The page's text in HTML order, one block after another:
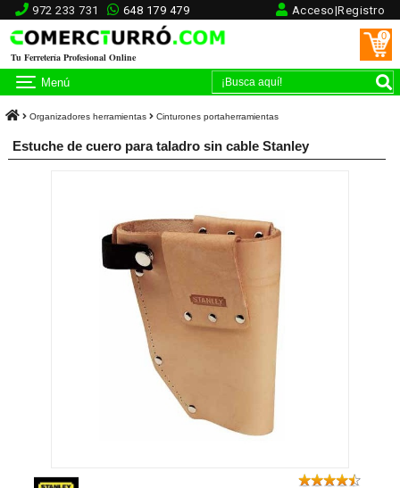
972 233 731 648 179 479 Acceso|Registro
Tu Ferretería Profesional Online
0
Menú
Organizadores herramientas Cinturones portaherramientas
Estuche de cuero para taladro sin cable Stanley